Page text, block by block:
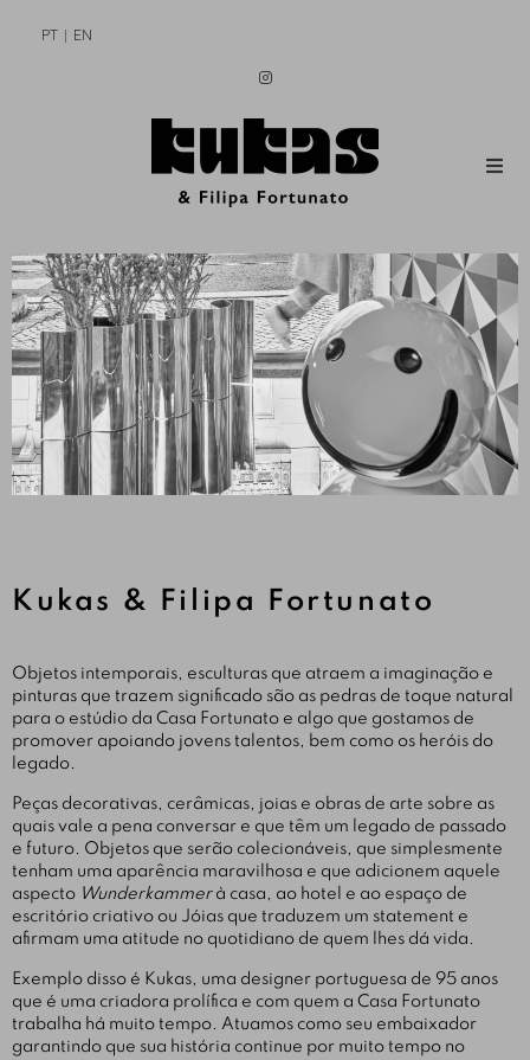
PT EN
Kukas & Filipa Fortunato
Objetos intemporais, esculturas que atraem a imaginação e
pinturas que trazem significado são as pedras de toque natural
para o estúdio da Casa Fortunato e algo que gostamos de
promover apoiando jovens talentos, bem como os heróis do
legado.
Peças decorativas, cerâmicas, joias e obras de arte sobre as
quais vale a pena conversar e que têm um legado de passado
e futuro. Objetos que serão colecionáveis, que simplesmente
tenham uma aparência maravilhosa e que adicionem aquele
aspecto Wunderkammerà casa, ao hotel e ao espaço de
escritório criativo ou Jóias que traduzem um statement e
afirmam uma atitude no quotidiano de quem lhes dá vida.
Exemplo disso é Kukas, uma designer portuguesa de 95 anos
que é uma criadora prolífica e com quem a Casa Fortunato
trabalha há muito tempo. Atuamos como seu embaixador
garantindo que sua história continue por muito tempo no